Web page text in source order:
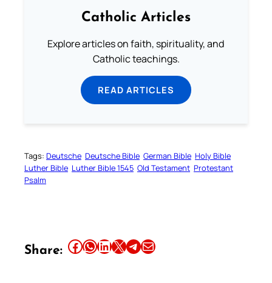
Catholic Articles
Explore articles on faith, spirituality, and
Catholic teachings.
READ ARTICLES
Tags: Deutsche Deutsche Bible German Bible Holy Bible
Luther Bible Luther Bible 1545 Old Testament Protestant
Psalm
Share: Share this article on Facebook Share this article on WhatsApp Share this article on LinkedIn Share this article on X Share this article on TelegramEmail this Article